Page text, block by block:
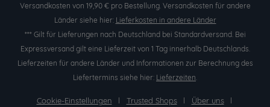
Versandkosten von 19,90 € pro Bestellung. Versandkosten für andere
Länder siehe hier: Lieferkosten in andere Länder
*** Gilt für Lieferungen nach Deutschland bei Standardversand. Bei
Expressversand gilt eine Lieferzeit von 1 Tag innerhalb Deutschlands.
Lieferzeiten für andere Länder und Informationen zur Berechnung des
Liefertermins siehe hier: Lieferzeiten
Cookie-Einstellungen Trusted Shops
Über uns